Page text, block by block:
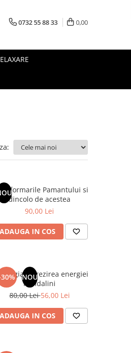
0732 55 88 33 0,00
Pamantului si
dincolo de acestea
90,00 Lei
ADAUGA IN COS
NOU
si trezirea energiei
Kundalini
80,00 Lei56,00 Lei
ADAUGA IN COS